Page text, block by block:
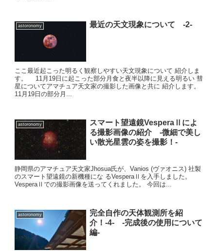
astoronomy 最近の天文現象について -2-
ここ最近起こった明るく観察しやすい天文現象について 紹介しま
す。 11月19日に起こった部分月食と夜半以降に見える明るい 彗
星についてアマチュア天文家の撮影した画像と共に 紹介します。
11月19日の部分月...
astoronomy
スマート望遠鏡VesperaⅡによ
る撮影画像の紹介 -微細で美し
い散光星雲の姿を撮影！-
静岡県のアマチュア天文家Jhosua氏が、Vanios (ヴァオニス) 社製
のスマート望遠鏡の新機種にな るVesperaⅡを入手しました。
VesperaⅡでの撮影画像を送ってくれました。 今回は...
astoronomy
完全自作の天体観測所を紹
介！-4- -完成後の使用について
編-